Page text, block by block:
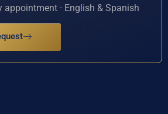
appointment · English & Spanish